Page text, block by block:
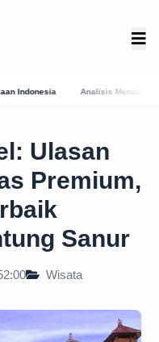
Penerapan Konsep Candi
Ulasan
Premium,
Sanur
Wisata